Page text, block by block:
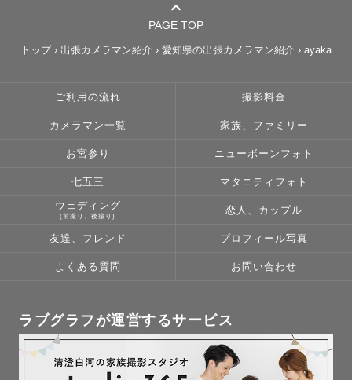
PAGE TOP
トップ › 出張カメラマン紹介 › 愛知県の出張カメラマン紹介 › ayaka
ご利用の流れ 撮影料金
カメラマン一覧 家族、ファミリー
お宮参り ニューボーンフォト
七五三 マタニティフォト
ウェディング
(前撮り、後撮り)
恋人、カップル
友達、フレンド プロフィール写真
よくある質問 お問い合わせ
ラブグラフが運営するサービス